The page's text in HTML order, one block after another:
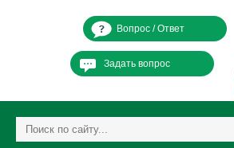
Вопрос / Ответ
Задать вопрос